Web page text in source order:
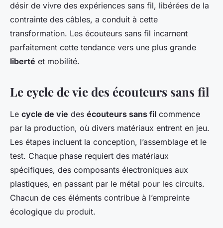
désir de vivre des expériences sans fil, libérées de la
contrainte des câbles, a conduit à cette
transformation. Les écouteurs sans fil incarnent
parfaitement cette tendance vers une plus grande
liberté et mobilité.
Le cycle de vie des écouteurs sans fil
Le cycle de vie des écouteurs sans fil commence
par la production, où divers matériaux entrent en jeu.
Les étapes incluent la conception, l’assemblage et le
test. Chaque phase requiert des matériaux
spécifiques, des composants électroniques aux
plastiques, en passant par le métal pour les circuits.
Chacun de ces éléments contribue à l’empreinte
écologique du produit.